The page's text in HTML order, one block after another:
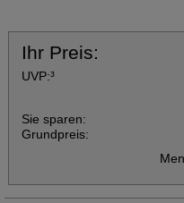
Ihr Preis:
UVP:³
Sie sparen:
Grundpreis: